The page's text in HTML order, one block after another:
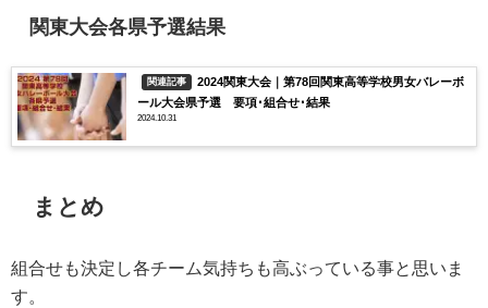
関東大会各県予選結果
関連記事
2024関東大会｜第78回関東高等学校男女バレーボ
ール大会県予選 要項･組合せ･結果
2024.10.31
まとめ
組合せも決定し各チーム気持ちも高ぶっている事と思いま
す。